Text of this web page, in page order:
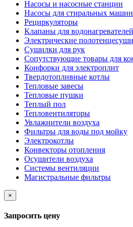
Насосы и насосные станции
Насосы для стиральных машин
Рециркуляторы
Клапаны для водонагревателей
Электрические
Сушилки для рук
Сопутствующие товары для
Конфорки для электроплит
Твердотопливные котлы
Тепловые завесы
Тепловые пушки
Теплый пол
Тепловентиляторы
Увлажнители воздуха
Фильтры для воды под мойку
Электрокотлы
Конвекторы отопления
Осушители воздуха
Системы вентиляции
Магистральные фильтры
×
Запросить цену